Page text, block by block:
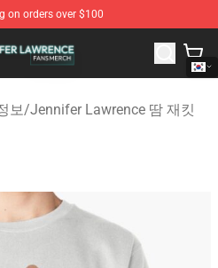
on orders over $100
- Official Jennifer Lawrence
보/Jennifer Lawrence 땀 재킷